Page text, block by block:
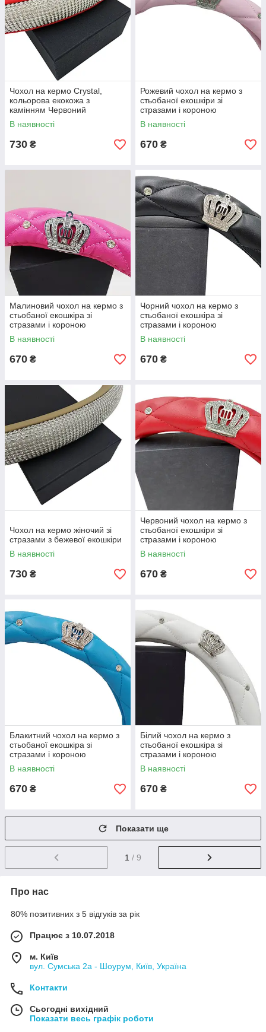
Чохол на кермо Crystal,
кольорова екокожа з
камінням Червоний
В наявності
730 ₴
Рожевий чохол на кермо з
стьобаної екошкіри зі
стразами і короною
В наявності
670 ₴
Малиновий чохол на кермо з
стьобаної екошкіра зі
стразами і короною
В наявності
670 ₴
Чорний чохол на кермо з
стьобаної екошкіра зі
стразами і короною
В наявності
670 ₴
Чохол на кермо жіночий зі
стразами з бежевої екошкіри
В наявності
730 ₴
Червоний чохол на кермо з
стьобаної екошкіри зі
стразами і короною
В наявності
670 ₴
Блакитний чохол на кермо з
стьобаної екошкіра зі
стразами і короною
В наявності
670 ₴
Білий чохол на кермо з
стьобаної екошкіра зі
стразами і короною
В наявності
670 ₴
Показати ще
1 / 9
Про нас
80% позитивних з 5 відгуків за рік
Працює з 10.07.2018
м. Київ
вул. Сумська 2а - Шоурум, Київ, Україна
Контакти
Сьогодні вихідний
Показати весь графік роботи